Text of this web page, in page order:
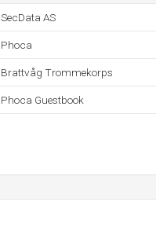
SecData AS
Phoca
Brattvåg Trommekorps
Phoca Guestbook